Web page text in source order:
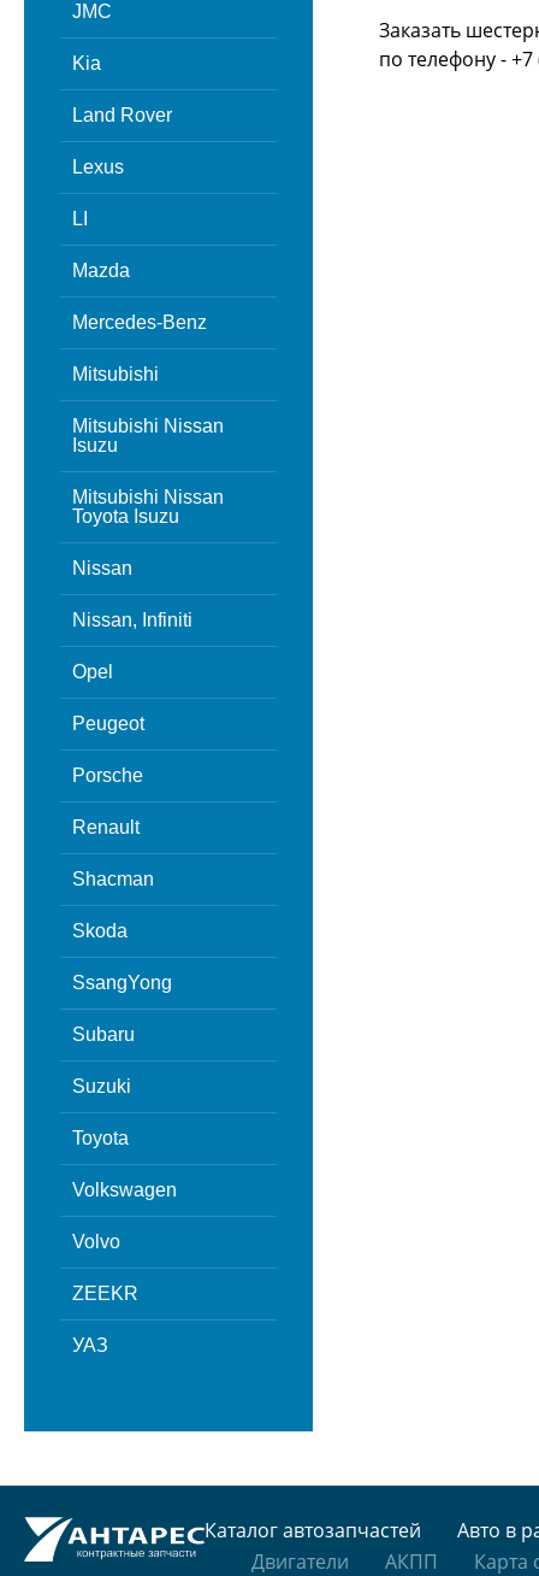
JMC
Kia
Land Rover
Lexus
LI
Mazda
Mercedes-Benz
Mitsubishi
Mitsubishi Nissan
Isuzu
Mitsubishi Nissan
Toyota Isuzu
Nissan
Nissan, Infiniti
Opel
Peugeot
Porsche
Renault
Shacman
Skoda
SsangYong
Subaru
Suzuki
Toyota
Volkswagen
Volvo
ZEEKR
УАЗ
Заказать
по телефону -
Каталог автозапчастей
Авто в
Двигатели
АКПП Карта